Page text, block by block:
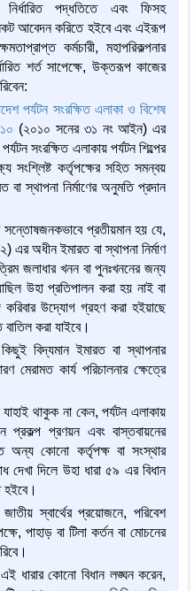
পদ্ধতিতে এবং ফিসহ
আবেদন করিতে হইবে এবং এইরূপ
কর্মচারী, মহাপরিকল্পনার
শর্ত সাপেক্ষে, উক্তরূপ কাজের
পর্যটন সংরক্ষিত এলাকা ও বিশেষ
(২০১০ সনের ৩১ নং আইন) এর
সংরক্ষিত এলাকায় পর্যটন শিল্পের
সংশ্লিষ্ট কর্তৃপক্ষের সহিত সমন্বয়
বা স্থাপনা নির্মাণের অনুমতি প্রদান
সন্তোষজনকভাবে প্রতীয়মান হয় যে,
এর অধীন ইমারত বা স্থাপনা নির্মাণ
জলাধার খনন বা পুনঃখননের জন্য
উহা প্রতিপালন করা হয় নাই বা
করিবার উদ্যোগ গ্রহণ করা হইয়াছে
করা যাইবে।
বিদ্যমান ইমারত বা স্থাপনার
মেরামত কার্য পরিচালনার ক্ষেত্রে
থাকুক না কেন, পর্যটন এলাকায়
প্রকল্প প্রণয়ন এবং বাস্তবায়নের
অন্য কোনো কর্তৃপক্ষ বা সংস্থার
দেখা দিলে উহা ধারা ৫৯ এর বিধান
হইবে।
স্বার্থের প্রয়োজনে, পরিবেশ
পাহাড় বা টিলা কর্তন বা মোচনের
ধারার কোনো বিধান লঙ্ঘন করেন,